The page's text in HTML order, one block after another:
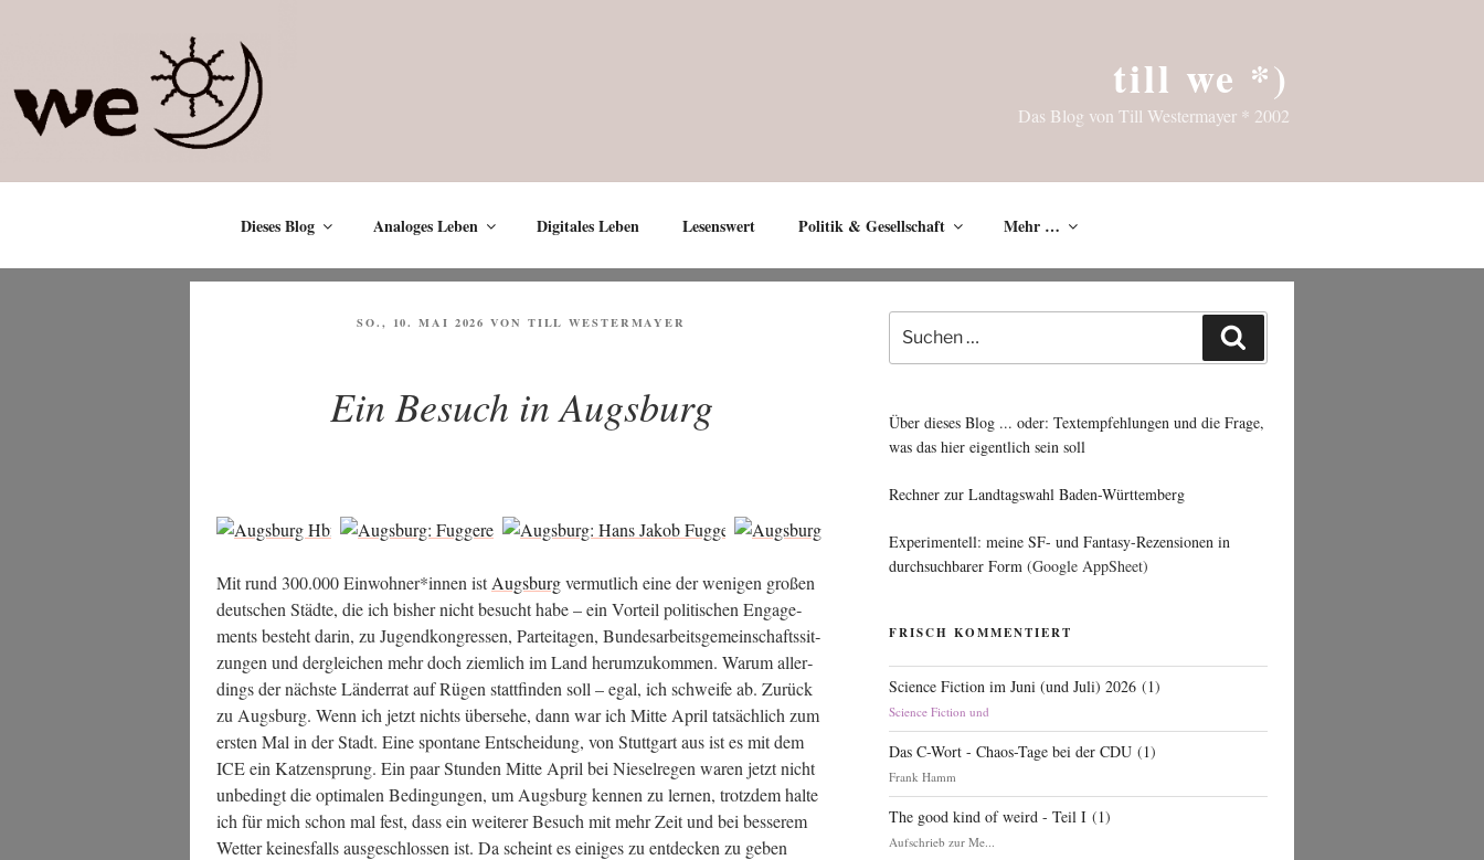
till we *)
Das Blog von Till Westermayer * 2002
Dieses Blog Analoges Leben Digitales Leben Lesenswert Politik & Gesellschaft Mehr …
VERÖFFENTLICHT
SO., 10. MAI 2026 VON TILL WESTERMAYER
Ein Besuch in Augsburg
Mit rund 300.000 Einwohner*innen istAugs­burgver­mut­lich eine der weni­gen gro­ßen
deut­schen Städ­te, die ich bis­her nicht besucht habe – ein Vor­teil poli­ti­schen Enga­ge­
ments besteht dar­in, zu Jugend­kon­gres­sen, Par­tei­ta­gen, Bun­des­ar­beits­ge­mein­schafts­sit­
zun­gen und der­glei­chen mehr doch ziem­lich im Land her­um­zu­kom­men. War­um aller­
dings der nächs­te Län­der­rat auf Rügen statt­fin­den soll – egal, ich schwei­fe ab. Zurück
zu Augs­burg. Wenn ich jetzt nichts über­se­he, dann war ich Mit­te April tat­säch­lich zum
ers­ten Mal in der Stadt. Eine spon­ta­ne Ent­schei­dung, von Stutt­gart aus ist es mit dem
ICE ein Kat­zen­sprung. Ein paar Stun­den Mit­te April bei Nie­sel­re­gen waren jetzt nicht
unbe­dingt die opti­ma­len Bedin­gun­gen, um Augs­burg ken­nen zu ler­nen, trotz­dem hal­te
ich für mich schon mal fest, dass ein wei­te­rer Besuch mit mehr Zeit und bei bes­se­rem
Wet­ter kei­nes­falls aus­ge­schlos­sen ist. Da scheint es eini­ges zu ent­de­cken zu geben
nach:
Über dieses Blog ... oder: Textempfehlungen und die Frage,
was das hier eigentlich sein soll
Rechner zur Landtagswahl Baden-Württemberg
Experimentell: meine SF- und Fantasy-Rezensionen in
durchsuchbarer Form (Google AppSheet)
FRISCH KOMMENTIERT
Science Fiction im Juni (und Juli) 2026 (1)
Science Fiction und
Das C-Wort - Chaos-Tage bei der CDU (1)
Frank Hamm
The good kind of weird - Teil I (1)
Aufschrieb zur Me...